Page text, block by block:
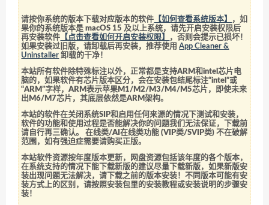
请按你系统的版本下载对应版本的软件 【如何查看系统版本】
，如
果你的系统版本是 macOS 15 及以上系统，请先开启安装权限后
再安装软件 【点击查看如何开启安装权限】
，否则会提示已损坏！
如果安装过旧版，请卸载后再安装，推荐使用App Cleaner &
Uninstaller 卸载的干净！
本站所有软件除特殊标注以外，正常都是支持ARM和intel芯片电
脑的，如果软件有芯片版本区分，会在安装包结尾标注“intel”或
“ARM”字样，ARM表示苹果M1/M2/M3/M4/M5芯片，即使未来
出M6/M7芯片，其底层依然是ARM架构。
本站的软件在关闭系统SIP和启用任何来源的情况下测试和安装，
软件的功能和使用过程是否能解决你的问题我们无法保证，下载前
请自行再三确认。 在线类/AI在线类功能 (VIP类/SVIP类) 不在破解
范围，如有强迫症需要请购买正版。
本站软件资源按年度版本更新，网盘资源包括该年度的各个版本，
在系统支持的情况下能下载新版的建议尽量下载新版，如果新版安
装出现问题无法解决，请下载之前的版本安装！不同版本可能有安
装方式上的区别，请按照安装包里的安装教程或安装说明的步骤安
装！